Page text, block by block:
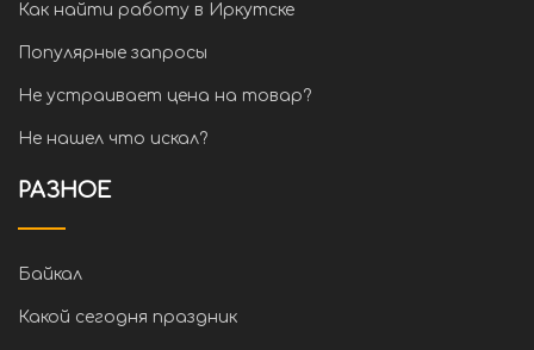
Как найти работу в Иркутске
Популярные запросы
Не устраивает цена на товар?
Не нашел что искал?
РАЗНОЕ
Байкал
Какой сегодня праздник